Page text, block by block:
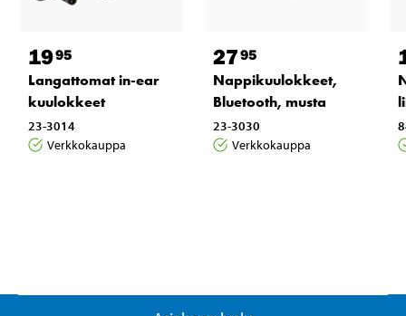
1995
Langattomat in-ear
kuulokkeet
23-3014
Verkkokauppa
2795
Nappikuulokkeet,
Bluetooth, musta
23-3030
Verkkokauppa